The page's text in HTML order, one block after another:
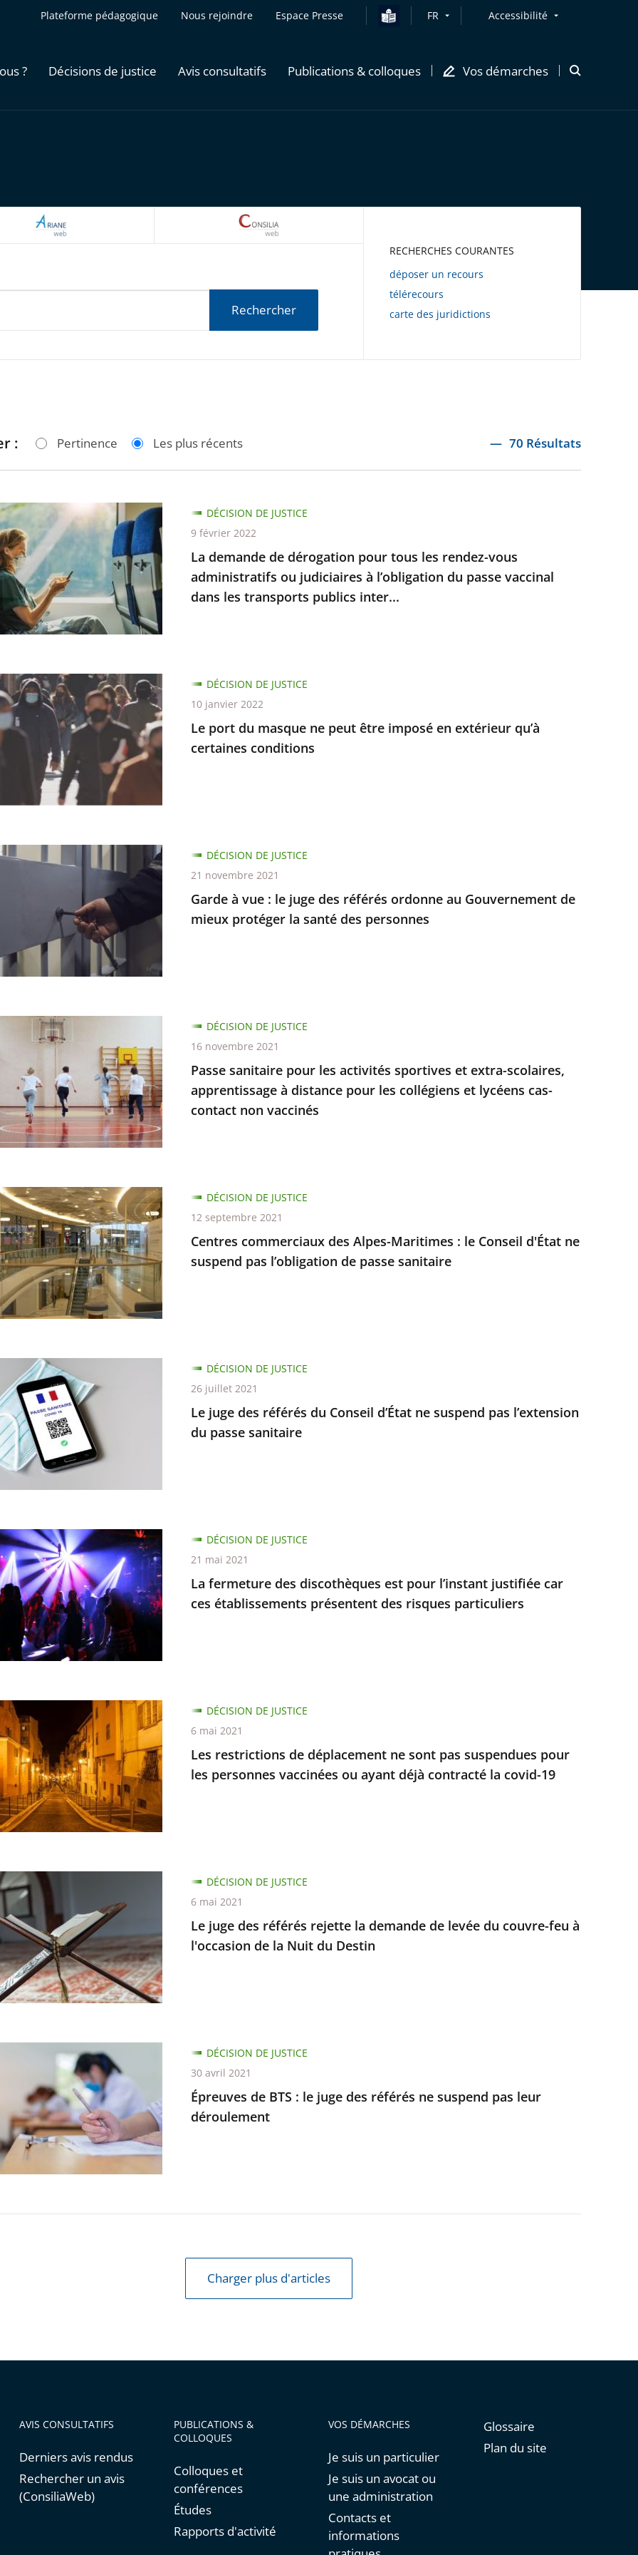
Plateforme pédagogique Nous rejoindre Espace Presse FR Accessibilité
? Décisions de justice Avis consultatifs Publications & colloques Vos démarches
Ouvrir
ARIANEWEB
Rechercher
RECHERCHES COURANTES
déposer un recours
télérecours
carte des juridictions
: Pertinence Les plus récents 70 Résultats
La demande de dérogation pour tous les rendez-vous
administratifs ou judiciaires à l’obligation du passe vaccinal
dans les transports publics inter...
DÉCISION DE JUSTICE
9 février 2022
Le port du masque ne peut être imposé en extérieur qu’à
certaines conditions
DÉCISION DE JUSTICE
10 janvier 2022
Garde à vue : le juge des référés ordonne au Gouvernement de
mieux protéger la santé des personnes
DÉCISION DE JUSTICE
21 novembre 2021
Passe sanitaire pour les activités sportives et extra-scolaires,
apprentissage à distance pour les collégiens et lycéens cas-
contact non vaccinés
DÉCISION DE JUSTICE
16 novembre 2021
Centres commerciaux des Alpes-Maritimes : le Conseil d'État ne
suspend pas l’obligation de passe sanitaire
DÉCISION DE JUSTICE
12 septembre 2021
Le juge des référés du Conseil d’État ne suspend pas l’extension
du passe sanitaire
DÉCISION DE JUSTICE
26 juillet 2021
La fermeture des discothèques est pour l’instant justifiée car
ces établissements présentent des risques particuliers
DÉCISION DE JUSTICE
21 mai 2021
Les restrictions de déplacement ne sont pas suspendues pour
les personnes vaccinées ou ayant déjà contracté la covid-19
DÉCISION DE JUSTICE
6 mai 2021
Le juge des référés rejette la demande de levée du couvre-feu à
l'occasion de la Nuit du Destin
DÉCISION DE JUSTICE
6 mai 2021
Épreuves de BTS : le juge des référés ne suspend pas leur
déroulement
DÉCISION DE JUSTICE
30 avril 2021
Charger plus d'articles
AVIS CONSULTATIFS
Derniers avis rendus
Rechercher un avis
(ConsiliaWeb)
PUBLICATIONS &
COLLOQUES
Colloques et
conférences
Études
Rapports d'activité
VOS DÉMARCHES
Je suis un particulier
Je suis un avocat ou
une administration
Contacts et
informations
Glossaire
Plan du site